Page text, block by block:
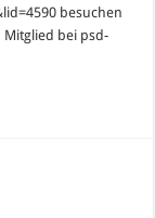
besuchen
bei psd-